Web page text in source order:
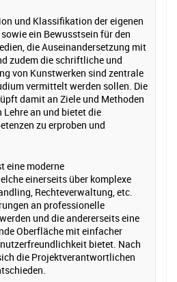
und Klassifikation der eigenen
ein Bewusstsein für den
die Auseinandersetzung mit
zudem die schriftliche und
von Kunstwerken sind zentrale
vermittelt werden sollen. Die
damit an Ziele und Methoden
an und bietet die
zu erproben und
eine moderne
einerseits über komplexe
Rechteverwaltung, etc.
an professionelle
und die andererseits eine
Oberfläche mit einfacher
bietet. Nach
die Projektverantwortlichen